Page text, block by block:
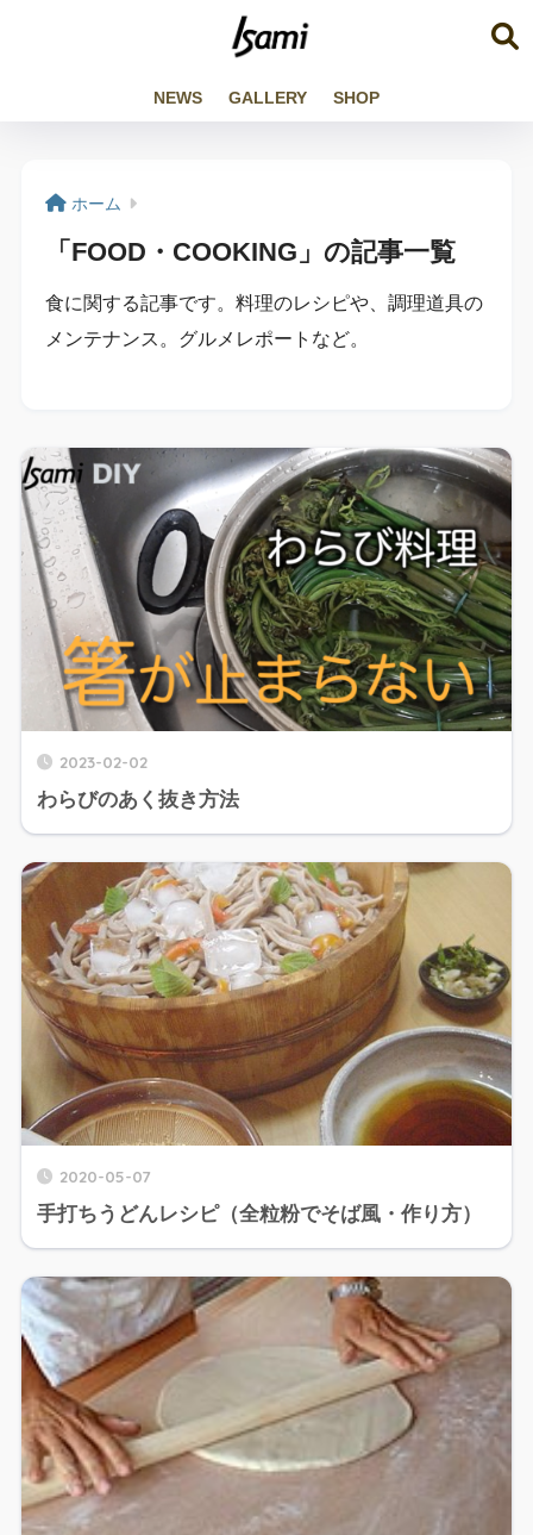
NEWS GALLERY SHOP
ホーム
「FOOD・COOKING」の記事一覧
食に関する記事です。料理のレシピや、調理道具の
メンテナンス。グルメレポートなど。
2023-02-02
わらびのあく抜き方法
2020-05-07
手打ちうどんレシピ（全粒粉でそば風・作り方）